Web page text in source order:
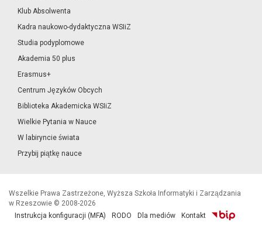
Klub Absolwenta
Kadra naukowo-dydaktyczna WSIiZ
Studia podyplomowe
Akademia 50 plus
Erasmus+
Centrum Języków Obcych
Biblioteka Akademicka WSIiZ
Wielkie Pytania w Nauce
W labiryncie świata
Przybij piątkę nauce
Wszelkie Prawa Zastrzeżone, Wyższa Szkoła Informatyki i Zarządzania
w Rzeszowie © 2008-2026
Instrukcja konfiguracji (MFA)
RODO Dla mediów Kontakt